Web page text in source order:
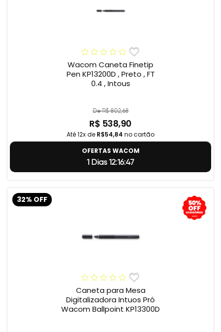
Wacom Caneta Finetip
Pen KP13200D , Preto , FT
0.4 , Intous
De R$ 802,68
R$ 538,90
Até 12x de R$54,84 no cartão
OFERTAS WACOM
1 Dias 12:16:46
32% OFF
Caneta para Mesa
Digitalizadora Intuos Pró
Wacom Ballpoint KP13300D